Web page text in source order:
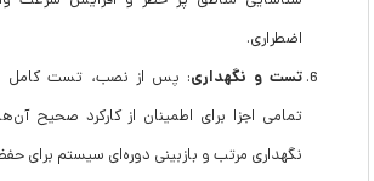
اضطراری.
تست و نگهداری: پس از نصب، تست کامل
تمامی اجزا برای اطمینان از کارکرد صحیح
نگهداری مرتب و بازبینی دوره‌ای سیستم برای